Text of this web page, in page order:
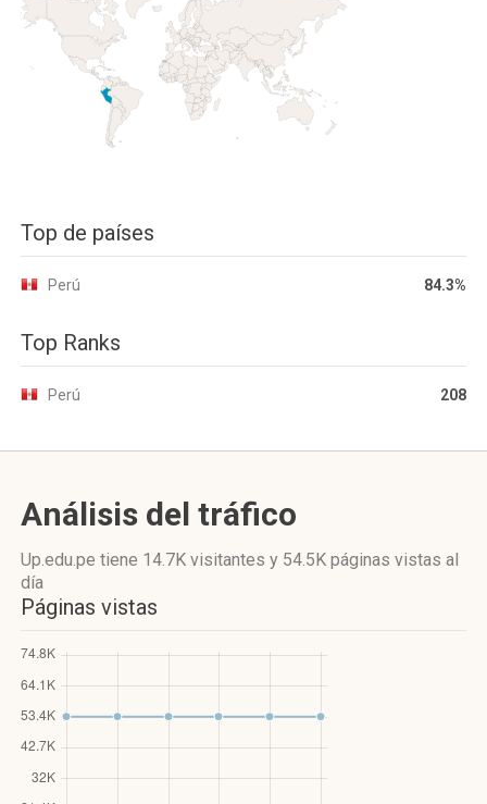
Top de países
Perú 84.3%
Top Ranks
Perú 208
Análisis del tráfico
Up.edu.pe tiene 14.7K visitantes y 54.5K páginas vistas al
día
Páginas vistas